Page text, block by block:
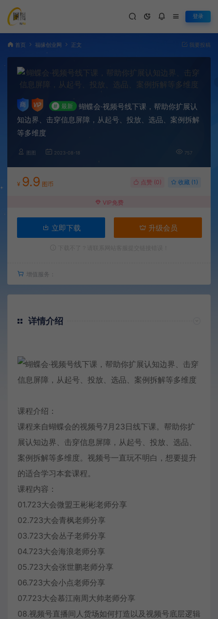
登录
首页 福缘创业网 正文 我要投稿
# 最新
蝴蝶会·视频号线下课，帮助你扩展认
知边界、击穿信息屏障，从起号、投放、选品、案例拆解
等多维度
图图 2023-08-18 757
¥ 9.9 图币 点赞 (0) 收藏 (1)
VIP免费
立即下载 升级会员
增值服务：
详情介绍
课程介绍：
课程来自蝴蝶会的视频号7月23日线下课。帮助你扩
展认知边界、击穿信息屏障，从起号、投放、选品、
案例拆解等多维度。视频号一直玩不明白，想要提升
的适合学习本套课程。
课程内容：
01.723大会微盟王彬彬老师分享
02.723大会青枫老师分享
03.723大会丛子老师分享
04.723大会海浪老师分享
05.723大会张世鹏老师分享
06.723大会小点老师分享
07.723大会慕江南周大帅老师分享
08.视频号直播间人货场如何打造以及视频号底层逻辑